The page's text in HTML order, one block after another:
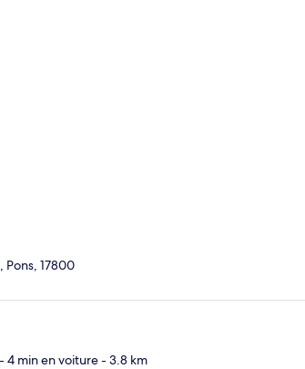
Pons, 17800
- 4 min en voiture- 3.8 km